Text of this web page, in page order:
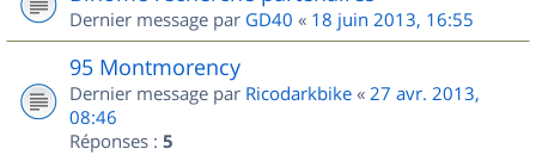
Dernier message par GD40 « 18 juin 2013, 16:55
95 Montmorency
Dernier message par Ricodarkbike « 27 avr. 2013,
08:46
Réponses : 5